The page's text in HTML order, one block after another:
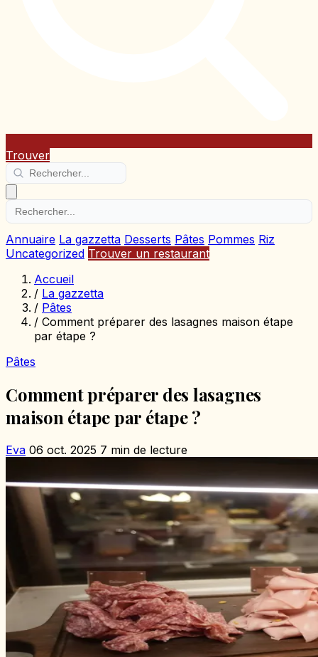
Trouver
Annuaire La gazzetta Desserts Pâtes Pommes Riz
Uncategorized Trouver un restaurant
Accueil
/ La gazzetta
/ Pâtes
/ Comment préparer des lasagnes maison étape
par étape ?
Pâtes
Comment préparer des lasagnes
maison étape par étape ?
Eva 06 oct. 2025 7 min de lecture